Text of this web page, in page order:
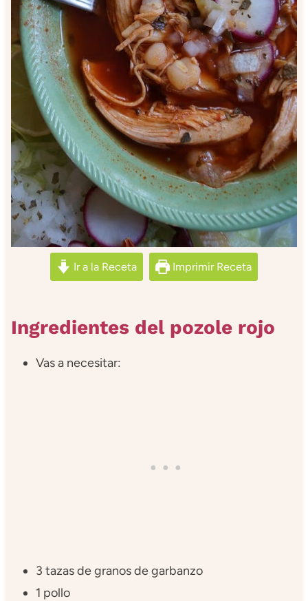
Ir a la Receta Imprimir Receta
Ingredientes del pozole rojo
Vas a necesitar:
3 tazas de granos de garbanzo
1 pollo